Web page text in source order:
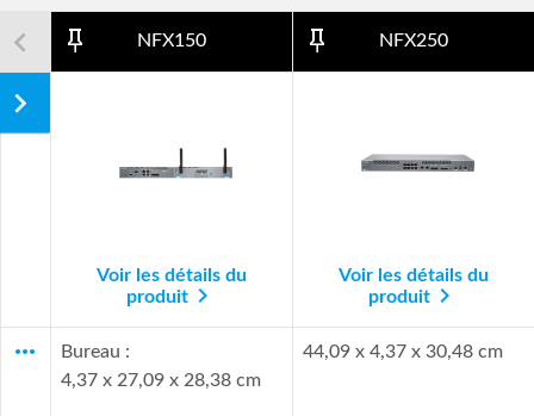
navigate_before pin_outline NFX150 pin_outline NFX250
navigate_next
Voir les détails du
produitnavigate_next
Voir les détails du
produitnavigate_next
more_horiz
Bureau :
4,37 x 27,09 x 28,38 cm
44,09 x 4,37 x 30,48 cm
navigate_next